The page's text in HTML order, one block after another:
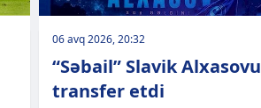
06 avq 2026, 20:32
“Səbail” Slavik Alxasovu
transfer etdi